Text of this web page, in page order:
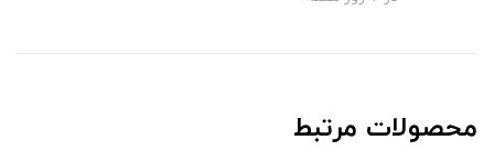
محصولات مرتبط